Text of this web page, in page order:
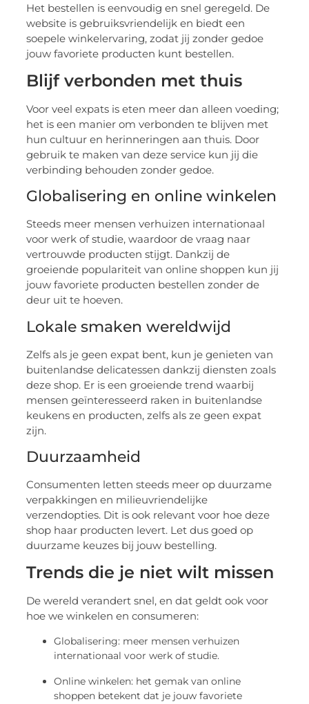
Het bestellen is eenvoudig en snel geregeld. De
website is gebruiksvriendelijk en biedt een
soepele winkelervaring, zodat jij zonder gedoe
jouw favoriete producten kunt bestellen.
Blijf verbonden met thuis
Voor veel expats is eten meer dan alleen voeding;
het is een manier om verbonden te blijven met
hun cultuur en herinneringen aan thuis. Door
gebruik te maken van deze service kun jij die
verbinding behouden zonder gedoe.
Globalisering en online winkelen
Steeds meer mensen verhuizen internationaal
voor werk of studie, waardoor de vraag naar
vertrouwde producten stijgt. Dankzij de
groeiende populariteit van online shoppen kun jij
jouw favoriete producten bestellen zonder de
deur uit te hoeven.
Lokale smaken wereldwijd
Zelfs als je geen expat bent, kun je genieten van
buitenlandse delicatessen dankzij diensten zoals
deze shop. Er is een groeiende trend waarbij
mensen geïnteresseerd raken in buitenlandse
keukens en producten, zelfs als ze geen expat
zijn.
Duurzaamheid
Consumenten letten steeds meer op duurzame
verpakkingen en milieuvriendelijke
verzendopties. Dit is ook relevant voor hoe deze
shop haar producten levert. Let dus goed op
duurzame keuzes bij jouw bestelling.
Trends die je niet wilt missen
De wereld verandert snel, en dat geldt ook voor
hoe we winkelen en consumeren:
Globalisering: meer mensen verhuizen
internationaal voor werk of studie.
Online winkelen: het gemak van online
shoppen betekent dat je jouw favoriete